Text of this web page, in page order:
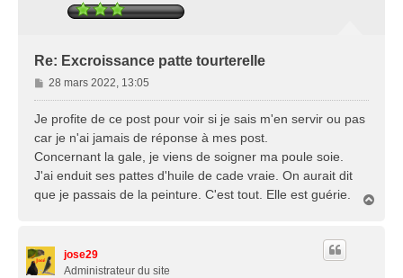
Re: Excroissance patte tourterelle
M
e
s
g
e
28 mars 2022, 13:05
Je profite de ce post pour voir si je sais m'en servir ou pas
car je n'ai jamais de réponse à mes post.
Concernant la gale, je viens de soigner ma poule soie.
J'ai enduit ses pattes d'huile de cade vraie. On aurait dit
que je passais de la peinture. C'est tout. Elle est guérie.
jose29
Administrateur du site